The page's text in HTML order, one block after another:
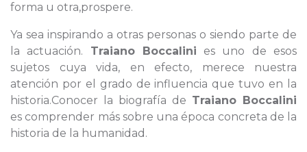
forma u otra,prospere.
Ya sea inspirando a otras personas o siendo parte de
la actuación. Traiano Boccalini es uno de esos
sujetos cuya vida, en efecto, merece nuestra
atención por el grado de influencia que tuvo en la
historia.Conocer la biografía de Traiano Boccalini
es comprender más sobre una época concreta de la
historia de la humanidad.